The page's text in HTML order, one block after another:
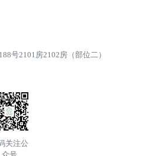
号2101房2102房（部位二）
关注公